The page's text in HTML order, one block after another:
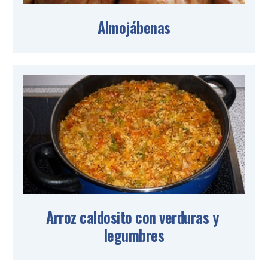
Almojábenas
Arroz caldosito con verduras y
legumbres